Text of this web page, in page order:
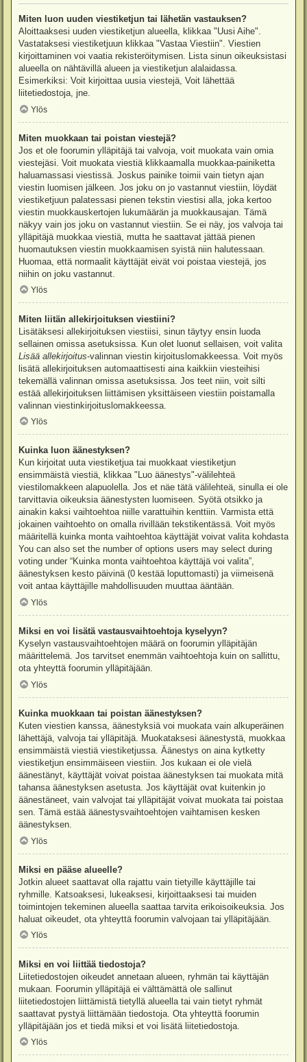
Miten luon uuden viestiketjun tai lähetän vastauksen?
Aloittaaksesi uuden viestiketjun alueella, klikkaa "Uusi Aihe".
Vastataksesi viestiketjuun klikkaa "Vastaa Viestiin". Viestien
kirjoittaminen voi vaatia rekisteröitymisen. Lista sinun oikeuksistasi
alueella on nähtävillä alueen ja viestiketjun alalaidassa.
Esimerkiksi: Voit kirjoittaa uusia viestejä, Voit lähettää
liitetiedostoja, jne.
Ylös
Miten muokkaan tai poistan viestejä?
Jos et ole foorumin ylläpitäjä tai valvoja, voit muokata vain omia
viestejäsi. Voit muokata viestiä klikkaamalla muokkaa-painiketta
haluamassasi viestissä. Joskus painike toimii vain tietyn ajan
viestin luomisen jälkeen. Jos joku on jo vastannut viestiin, löydät
viestiketjuun palatessasi pienen tekstin viestisi alla, joka kertoo
viestin muokkauskertojen lukumäärän ja muokkausajan. Tämä
näkyy vain jos joku on vastannut viestiin. Se ei näy, jos valvoja tai
ylläpitäjä muokkaa viestiä, mutta he saattavat jättää pienen
huomautuksen viestin muokkaamisen syistä niin halutessaan.
Huomaa, että normaalit käyttäjät eivät voi poistaa viestejä, jos
niihin on joku vastannut.
Ylös
Miten liitän allekirjoituksen viestiini?
Lisätäksesi allekirjoituksen viestiisi, sinun täytyy ensin luoda
sellainen omissa asetuksissa. Kun olet luonut sellaisen, voit valita
Lisää allekirjoitus-valinnan viestin kirjoituslomakkeessa. Voit myös
lisätä allekirjoituksen automaattisesti aina kaikkiin viesteihisi
tekemällä valinnan omissa asetuksissa. Jos teet niin, voit silti
estää allekirjoituksen liittämisen yksittäiseen viestiin poistamalla
valinnan viestinkirjoituslomakkeessa.
Ylös
Kuinka luon äänestyksen?
Kun kirjoitat uuta viestiketjua tai muokkaat viestiketjun
ensimmäistä viestiä, klikkaa "Luo äänestys"-välilehteä
viestilomakkeen alapuolella. Jos et näe tätä välilehteä, sinulla ei ole
tarvittavia oikeuksia äänestysten luomiseen. Syötä otsikko ja
ainakin kaksi vaihtoehtoa niille varattuihin kenttiin. Varmista että
jokainen vaihtoehto on omalla rivillään tekstikentässä. Voit myös
määritellä kuinka monta vaihtoehtoa käyttäjät voivat valita kohdasta
You can also set the number of options users may select during
voting under “Kuinka monta vaihtoehtoa käyttäjä voi valita”,
äänestyksen kesto päivinä (0 kestää loputtomasti) ja viimeisenä
voit antaa käyttäjille mahdollisuuden muuttaa ääntään.
Ylös
Miksi en voi lisätä vastausvaihtoehtoja kyselyyn?
Kyselyn vastausvaihtoehtojen määrä on foorumin ylläpitäjän
määrittelemä. Jos tarvitset enemmän vaihtoehtoja kuin on sallittu,
ota yhteyttä foorumin ylläpitäjään.
Ylös
Kuinka muokkaan tai poistan äänestyksen?
Kuten viestien kanssa, äänestyksiä voi muokata vain alkuperäinen
lähettäjä, valvoja tai ylläpitäjä. Muokataksesi äänestystä, muokkaa
ensimmäistä viestiä viestiketjussa. Äänestys on aina kytketty
viestiketjun ensimmäiseen viestiin. Jos kukaan ei ole vielä
äänestänyt, käyttäjät voivat poistaa äänestyksen tai muokata mitä
tahansa äänestyksen asetusta. Jos käyttäjät ovat kuitenkin jo
äänestäneet, vain valvojat tai ylläpitäjät voivat muokata tai poistaa
sen. Tämä estää äänestysvaihtoehtojen vaihtamisen kesken
äänestyksen.
Ylös
Miksi en pääse alueelle?
Jotkin alueet saattavat olla rajattu vain tietyille käyttäjille tai
ryhmille. Katsoaksesi, lukeaksesi, kirjoittaaksesi tai muiden
toimintojen tekeminen alueella saattaa tarvita erikoisoikeuksia. Jos
haluat oikeudet, ota yhteyttä foorumin valvojaan tai ylläpitäjään.
Ylös
Miksi en voi liittää tiedostoja?
Liitetiedostojen oikeudet annetaan alueen, ryhmän tai käyttäjän
mukaan. Foorumin ylläpitäjä ei välttämättä ole sallinut
liitetiedostojen liittämistä tietyllä alueella tai vain tietyt ryhmät
saattavat pystyä liittämään tiedostoja. Ota yhteyttä foorumin
ylläpitäjään jos et tiedä miksi et voi lisätä liitetiedostoja.
Ylös